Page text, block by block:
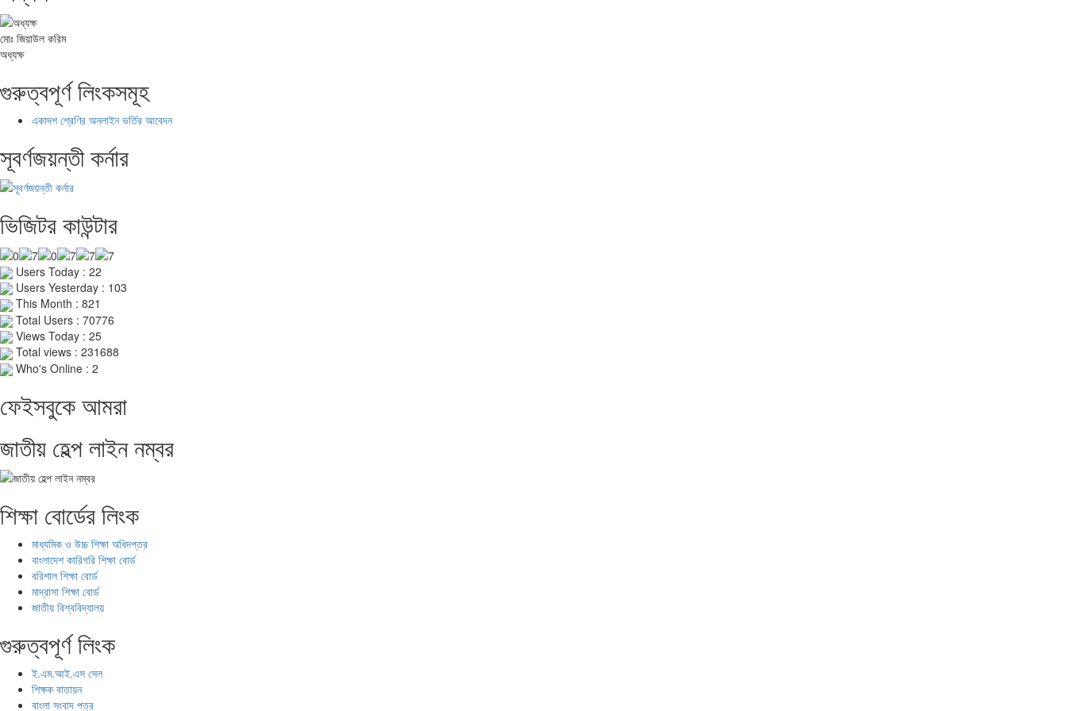
মোঃ জিয়াউল করিম
অধ্যক্ষ
গুরুত্বপূর্ণ লিংকসমূহ
একাদশ শ্রেণির অনলাইন ভর্তির আবেদন
সূবর্ণজয়ন্তী কর্নার
ভিজিটর কাউন্টার
Users Today : 22
Users Yesterday : 103
This Month : 821
Total Users : 70776
Views Today : 25
Total views : 231688
Who's Online : 2
ফেইসবুকে আমরা
জাতীয় হেল্প লাইন নম্বর
শিক্ষা বোর্ডের লিংক
মাধ্যমিক ও উচ্চ শিক্ষা অধিদপ্তর
বাংলাদেশ কারিগরি শিক্ষা বোর্ড
বরিশাল শিক্ষা বোর্ড
মাদ্রাসা শিক্ষা বোর্ড
জাতীয় বিশ্ববিদ্যালয়
গুরুত্বপূর্ণ লিংক
ই.এম.আই.এস সেল
শিক্ষক বাতায়ন
বাংলা সংবাদ পত্র